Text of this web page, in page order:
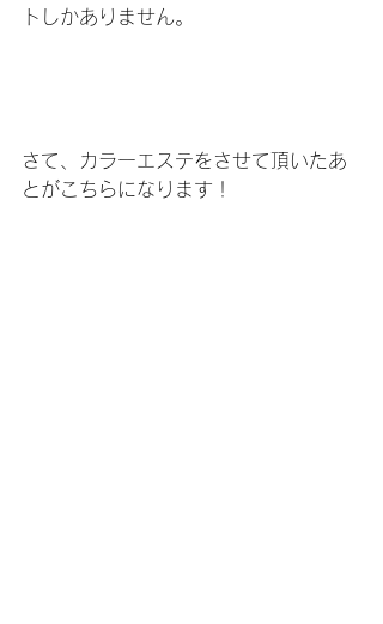
トしかありません。
さて、カラーエステをさせて頂いたあ
とがこちらになります！